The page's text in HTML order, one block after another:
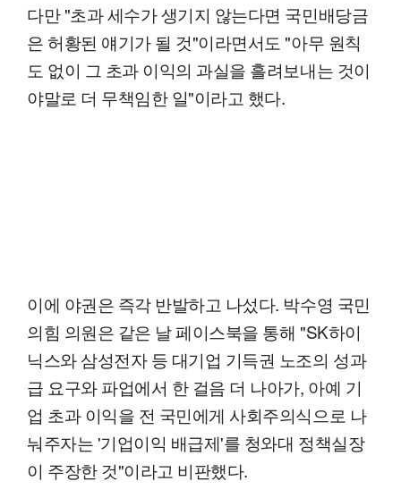
다만 "초과 세수가 생기지 않는다면 국민배당금
은 허황된 얘기가 될 것"이라면서도 "아무 원칙
도 없이 그 초과 이익의 과실을 흘려보내는 것이
야말로 더 무책임한 일"이라고 했다.
이에 야권은 즉각 반발하고 나섰다. 박수영 국민
의힘 의원은 같은 날 페이스북을 통해 "SK하이
닉스와 삼성전자 등 대기업 기득권 노조의 성과
급 요구와 파업에서 한 걸음 더 나아가, 아예 기
업 초과 이익을 전 국민에게 사회주의식으로 나
눠주자는 '기업이익 배급제'를 청와대 정책실장
이 주장한 것"이라고 비판했다.